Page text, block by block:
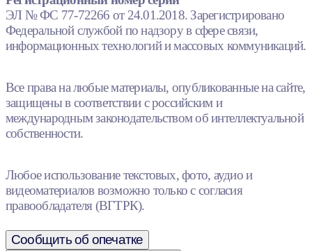
ЭЛ № ФС 77-72266 от 24.01.2018. Зарегистрировано
Федеральной службой по надзору в сфере связи,
информационных технологий и массовых коммуникаций.
Все права на любые материалы, опубликованные на сайте,
защищены в соответствии с российским и
международным законодательством об интеллектуальной
собственности.
Любое использование текстовых, фото, аудио и
видеоматериалов возможно только с согласия
правообладателя (ВГТРК).
Сообщить об опечатке